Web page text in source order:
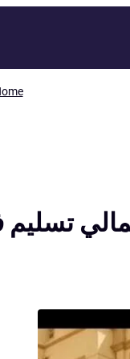
تسليم